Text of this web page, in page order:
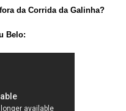
da Corrida da Galinha?
Belo: